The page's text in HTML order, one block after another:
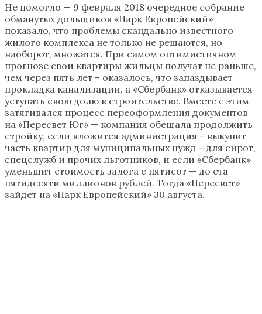
Не помогло — 9 февраля 2018 очередное собрание
обманутых дольщиков «Парк Европейский»
показало, что проблемы скандально известного
жилого комплекса не только не решаются, но
наоборот, множатся. При самом оптимистичном
прогнозе свои квартиры жильцы получат не раньше,
чем через пять лет – оказалось, что запаздывает
прокладка канализации, а «Сбербанк» отказывается
уступать свою долю в строительстве. Вместе с этим
затягивался процесс переоформления документов
на «Пересвет Юг» — компания обещала продолжить
стройку, если вложится администрация – выкупит
часть квартир для муниципальных нужд —для сирот,
спецслужб и прочих льготников, и если «Сбербанк»
уменьшит стоимость залога с пятисот — до ста
пятидесяти миллионов рублей. Тогда «Пересвет»
зайдет на «Парк Европейский» 30 августа.